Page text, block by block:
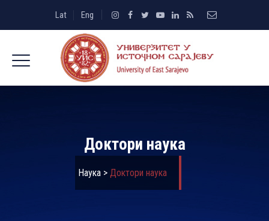
Lat Eng
Доктори наука
Наука> Доктори наука